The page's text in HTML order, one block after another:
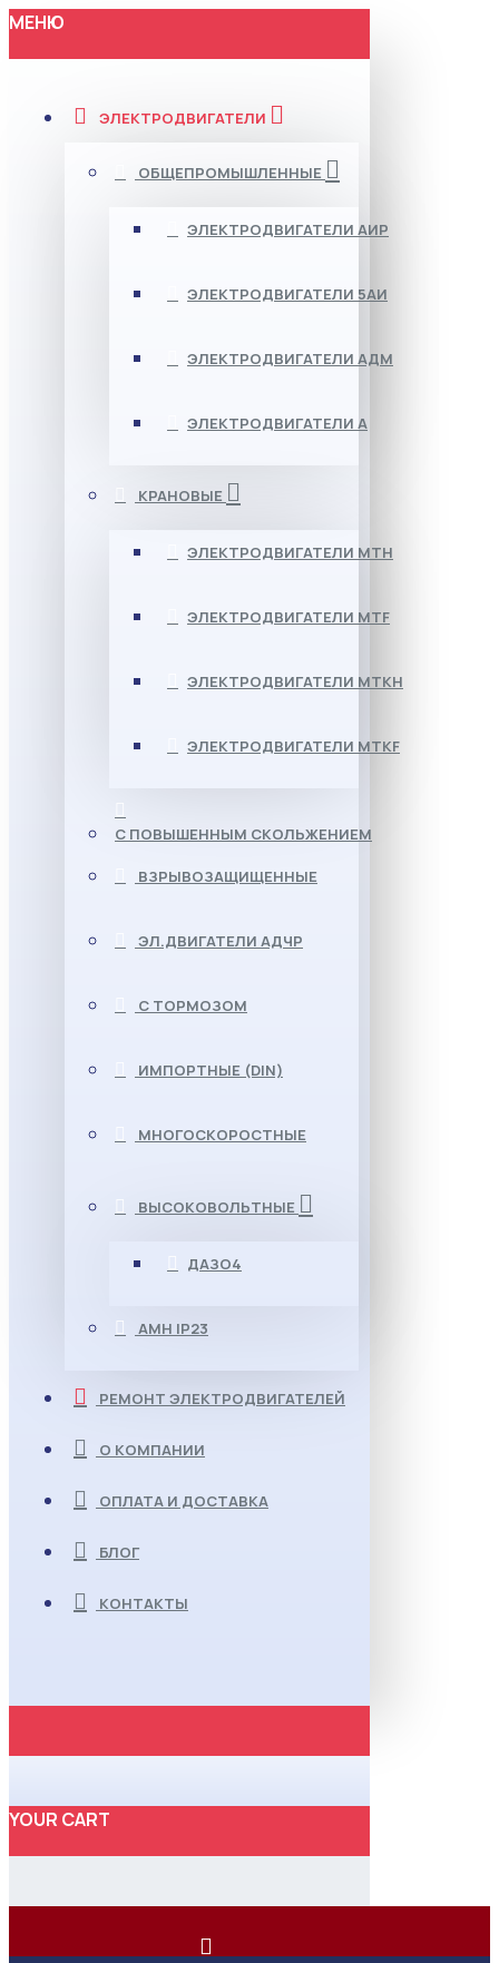
МЕНЮ
ЭЛЕКТРОДВИГАТЕЛИ
ОБЩЕПРОМЫШЛЕННЫЕ
ЭЛЕКТРОДВИГАТЕЛИ АИР
ЭЛЕКТРОДВИГАТЕЛИ 5АИ
ЭЛЕКТРОДВИГАТЕЛИ АДМ
ЭЛЕКТРОДВИГАТЕЛИ А
КРАНОВЫЕ
ЭЛЕКТРОДВИГАТЕЛИ МТН
ЭЛЕКТРОДВИГАТЕЛИ MTF
ЭЛЕКТРОДВИГАТЕЛИ МТКН
ЭЛЕКТРОДВИГАТЕЛИ MTKF
С ПОВЫШЕННЫМ СКОЛЬЖЕНИЕМ
ВЗРЫВОЗАЩИЩЕННЫЕ
ЭЛ.ДВИГАТЕЛИ АДЧР
С ТОРМОЗОМ
ИМПОРТНЫЕ (DIN)
МНОГОСКОРОСТНЫЕ
ВЫСОКОВОЛЬТНЫЕ
ДАЗО4
АМН IP23
РЕМОНТ ЭЛЕКТРОДВИГАТЕЛЕЙ
О КОМПАНИИ
ОПЛАТА И ДОСТАВКА
БЛОГ
КОНТАКТЫ
YOUR CART